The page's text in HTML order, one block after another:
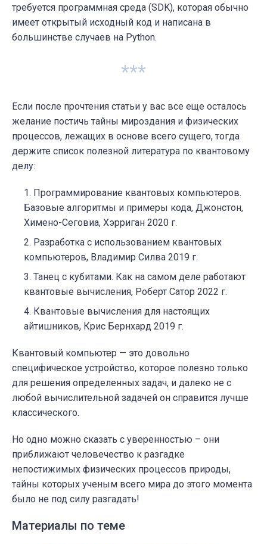
требуется программная среда (SDK), которая обычно
имеет открытый исходный код и написана в
большинстве случаев на Python.
***
Если после прочтения статьи у вас все еще осталось
желание постичь тайны мироздания и физических
процессов, лежащих в основе всего сущего, тогда
держите список полезной литература по квантовому
делу:
Программирование квантовых компьютеров.
Базовые алгоритмы и примеры кода, Джонстон,
Химено-Сеговиа, Хэрриган 2020 г.
Разработка с использованием квантовых
компьютеров, Владимир Силва 2019 г.
Танец с кубитами. Как на самом деле работают
квантовые вычисления, Роберт Сатор 2022 г.
Квантовые вычисления для настоящих
айтишников, Крис Бернхард 2019 г.
Квантовый компьютер — это довольно
специфическое устройство, которое полезно только
для решения определенных задач, и далеко не с
любой вычислительной задачей он справится лучше
классического.
Но одно можно сказать с уверенностью – они
приближают человечество к разгадке
непостижимых физических процессов природы,
тайны которых ученым всего мира до этого момента
было не под силу разгадать!
Материалы по теме